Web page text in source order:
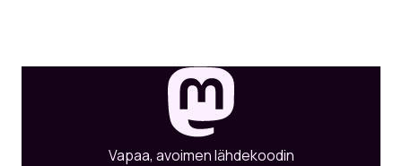
Vapaa, avoimen lähdekoodin